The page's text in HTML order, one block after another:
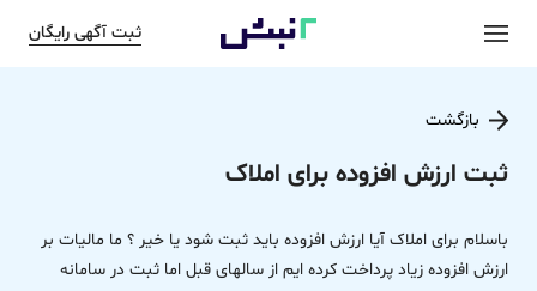
ثبت آگهی رایگان
بازگشت
ثبت ارزش افزوده برای املاک
باسلام برای املاک آیا ارزش افزوده باید ثبت شود یا خیر ؟ ما مالیات بر
ارزش افزوده زیاد پرداخت کرده ایم از سالهای قبل اما ثبت در سامانه